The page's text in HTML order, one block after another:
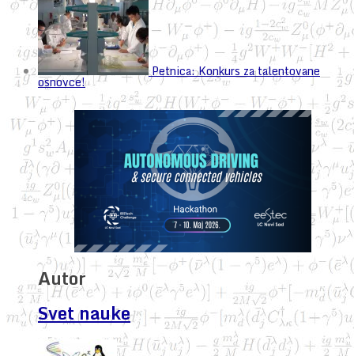
Petnica: Konkurs za talentovane
osnovce!
Autor
Svet nauke